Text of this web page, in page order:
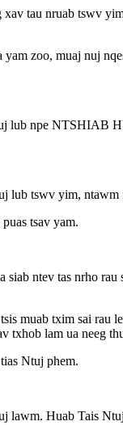
xav tau nruab tswv
zoo, muaj nuj
lub npe NTSHIAB
lub tswv yim, ntawm
tsav yam.
ntev tas nrho rau
muab txim sai rau
txhob lam ua neeg
Ntuj phem.
lawm. Huab Tais